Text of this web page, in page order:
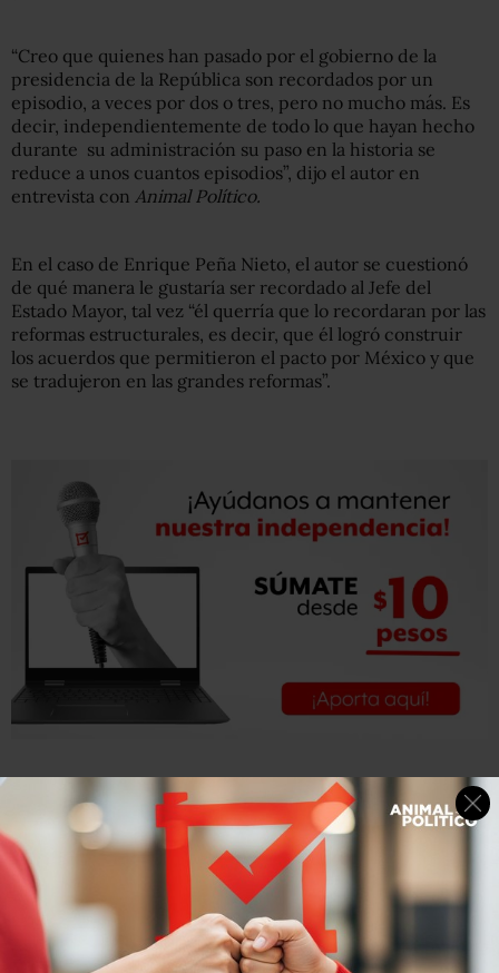
“Creo que quienes han pasado por el gobierno de la
presidencia de la República son recordados por un
episodio, a veces por dos o tres, pero no mucho más. Es
decir, independientemente de todo lo que hayan hecho
durante su administración su paso en la historia se
reduce a unos cuantos episodios”, dijo el autor en
entrevista con Animal Político.
En el caso de Enrique Peña Nieto, el autor se cuestionó
de qué manera le gustaría ser recordado al Jefe del
Estado Mayor, tal vez “él querría que lo recordaran por las
reformas estructurales, es decir, que él logró construir
los acuerdos que permitieron el pacto por México y que
se tradujeron en las grandes reformas”.
Sin embargo, la situación resultó ser totalmente
diferente. “Creo que Peña va a ser recordado como un
gobierno fracasado, porque fracasó en las materias más
sensibles para la sociedad”.
Zárate enuncia tres ejes que desde la perspectiva de la
sociedad, importan mucho: seguridad, economía y